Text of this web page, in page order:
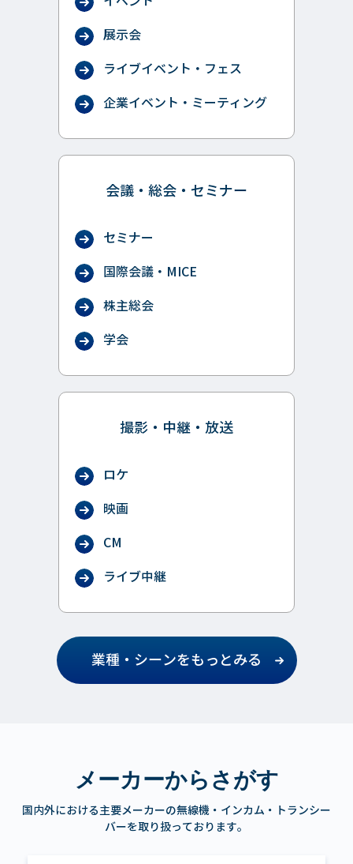
展示会
ライブイベント・フェス
企業イベント・ミーティング
会議・総会・セミナー
セミナー
国際会議・MICE
株主総会
学会
撮影・中継・放送
ロケ
映画
CM
ライブ中継
業種・シーンをもっとみる
メーカーからさがす
国内外における主要メーカーの無線機・インカム・トランシー
バーを取り扱っております。